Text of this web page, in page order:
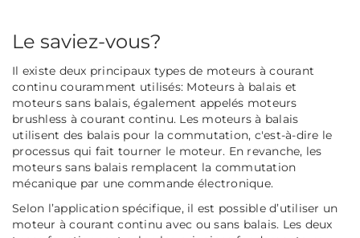
Le saviez-vous?
Il existe deux principaux types de moteurs à courant
continu couramment utilisés: Moteurs à balais et
moteurs sans balais, également appelés moteurs
brushless à courant continu. Les moteurs à balais
utilisent des balais pour la commutation, c'est-à-dire le
processus qui fait tourner le moteur. En revanche, les
moteurs sans balais remplacent la commutation
mécanique par une commande électronique.
Selon l’application spécifique, il est possible d’utiliser un
moteur à courant continu avec ou sans balais. Les deux